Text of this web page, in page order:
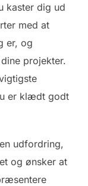
kaster dig ud
med at
er, og
projekter.
er klædt godt
udfordring,
og ønsker at